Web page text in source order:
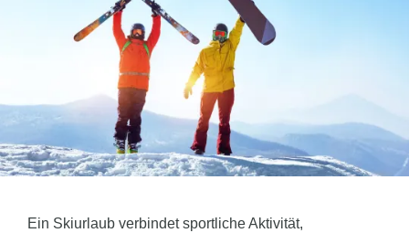
Ein Skiurlaub verbindet sportliche Aktivität,